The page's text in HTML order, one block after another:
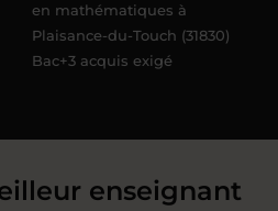
en mathématiques à
Plaisance-du-Touch (31830)
Bac+3 acquis exigé
enseignant